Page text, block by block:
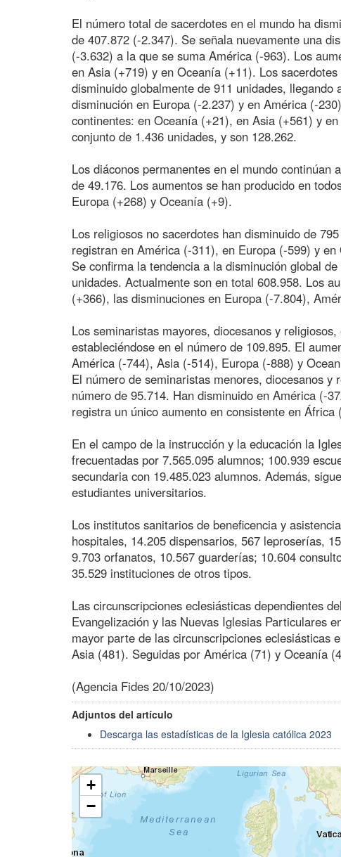
El número total de sacerdotes en el mundo ha
de 407.872 (-2.347). Se señala nuevamente una
(-3.632) a la que se suma América (-963). Los
en Asia (+719) y en Oceanía (+11). Los
disminuido globalmente de 911 unidades, llegando
disminución en Europa (-2.237) y en América (-
continentes: en Oceanía (+21), en Asia (+561) y
conjunto de 1.436 unidades, y son 128.262.
Los diáconos permanentes en el mundo continúan
de 49.176. Los aumentos se han producido en
Europa (+268) y Oceanía (+9).
Los religiosos no sacerdotes han disminuido de
registran en América (-311), en Europa (-599) y
Se confirma la tendencia a la disminución global
unidades. Actualmente son en total 608.958. Los
(+366), las disminuciones en Europa (-7.804),
Los seminaristas mayores, diocesanos y
estableciéndose en el número de 109.895. El
América (-744), Asia (-514), Europa (-888) y
El número de seminaristas menores, diocesanos
número de 95.714. Han disminuido en América (-
registra un único aumento en consistente en África
En el campo de la instrucción y la educación la
frecuentadas por 7.565.095 alumnos; 100.939
secundaria con 19.485.023 alumnos. Además,
estudiantes universitarios.
Los institutos sanitarios de beneficencia y
hospitales, 14.205 dispensarios, 567 leproserías,
9.703 orfanatos, 10.567 guarderías; 10.604
35.529 instituciones de otros tipos.
Las circunscripciones eclesiásticas dependientes
Evangelización y las Nuevas Iglesias Particulares
mayor parte de las circunscripciones eclesiásticas
Asia (481). Seguidas por América (71) y Oceanía
(Agencia Fides 20/10/2023)
Adjuntos del artículo
Descarga las estadísticas de la Iglesia católica 2023
+
−